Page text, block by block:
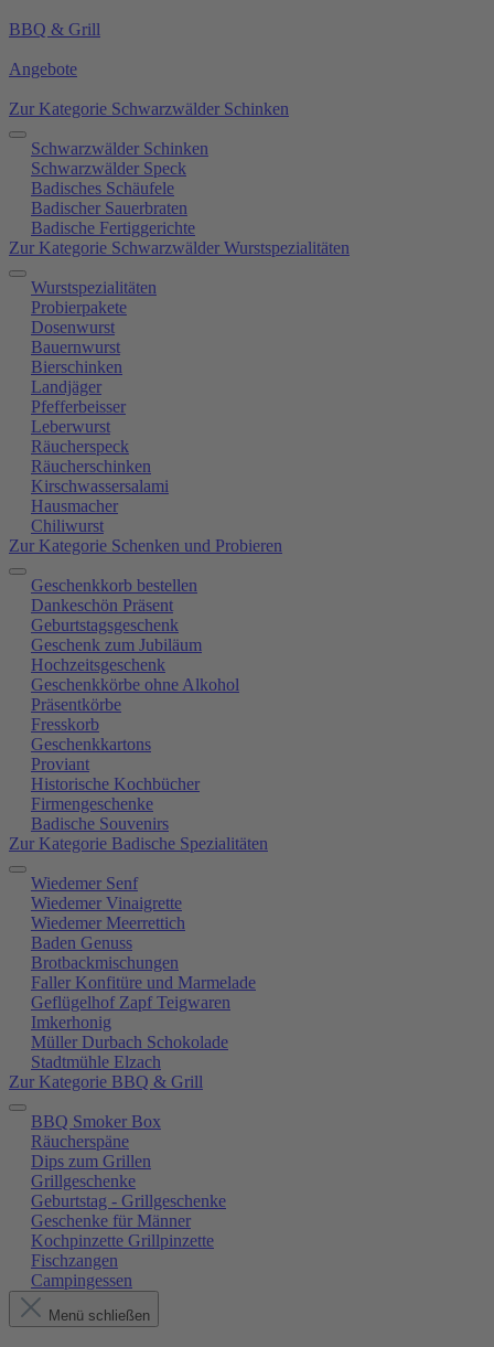
BBQ & Grill
Angebote
Zur Kategorie Schwarzwälder Schinken
Schwarzwälder Schinken
Schwarzwälder Speck
Badisches Schäufele
Badischer Sauerbraten
Badische Fertiggerichte
Zur Kategorie Schwarzwälder Wurstspezialitäten
Wurstspezialitäten
Probierpakete
Dosenwurst
Bauernwurst
Bierschinken
Landjäger
Pfefferbeisser
Leberwurst
Räucherspeck
Räucherschinken
Kirschwassersalami
Hausmacher
Chiliwurst
Zur Kategorie Schenken und Probieren
Geschenkkorb bestellen
Dankeschön Präsent
Geburtstagsgeschenk
Geschenk zum Jubiläum
Hochzeitsgeschenk
Geschenkkörbe ohne Alkohol
Präsentkörbe
Fresskorb
Geschenkkartons
Proviant
Historische Kochbücher
Firmengeschenke
Badische Souvenirs
Zur Kategorie Badische Spezialitäten
Wiedemer Senf
Wiedemer Vinaigrette
Wiedemer Meerrettich
Baden Genuss
Brotbackmischungen
Faller Konfitüre und Marmelade
Geflügelhof Zapf Teigwaren
Imkerhonig
Müller Durbach Schokolade
Stadtmühle Elzach
Zur Kategorie BBQ & Grill
BBQ Smoker Box
Räucherspäne
Dips zum Grillen
Grillgeschenke
Geburtstag - Grillgeschenke
Geschenke für Männer
Kochpinzette Grillpinzette
Fischzangen
Campingessen
Menü schließen